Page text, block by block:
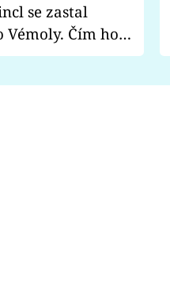
Vémoly. Čím ho